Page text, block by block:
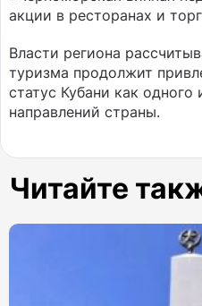
акции в ресторанах и
Власти региона
туризма продолжит
статус Кубани как
направлений страны.
Читайте